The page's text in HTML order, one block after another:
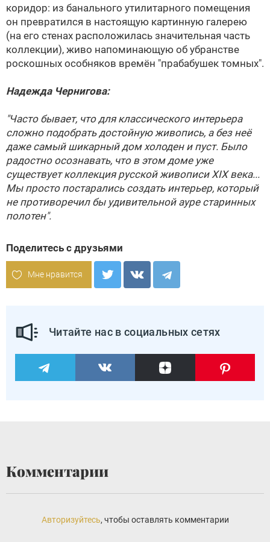
коридор: из банального утилитарного помещения
он превратился в настоящую картинную галерею
(на его стенах расположилась значительная часть
коллекции), живо напоминающую об убранстве
роскошных особняков времён "прабабушек томных".
Надежда Чернигова:
"Часто бывает, что для классического интерьера
сложно подобрать достойную живопись, а без неё
даже самый шикарный дом холоден и пуст. Было
радостно осознавать, что в этом доме уже
существует коллекция русской живописи XIX века...
Мы просто постарались создать интерьер, который
не противоречил бы удивительной ауре старинных
полотен".
Поделитесь с друзьями
Мне нравится
Читайте нас в социальных сетях
Комментарии
Авторизуйтесь, чтобы оставлять комментарии